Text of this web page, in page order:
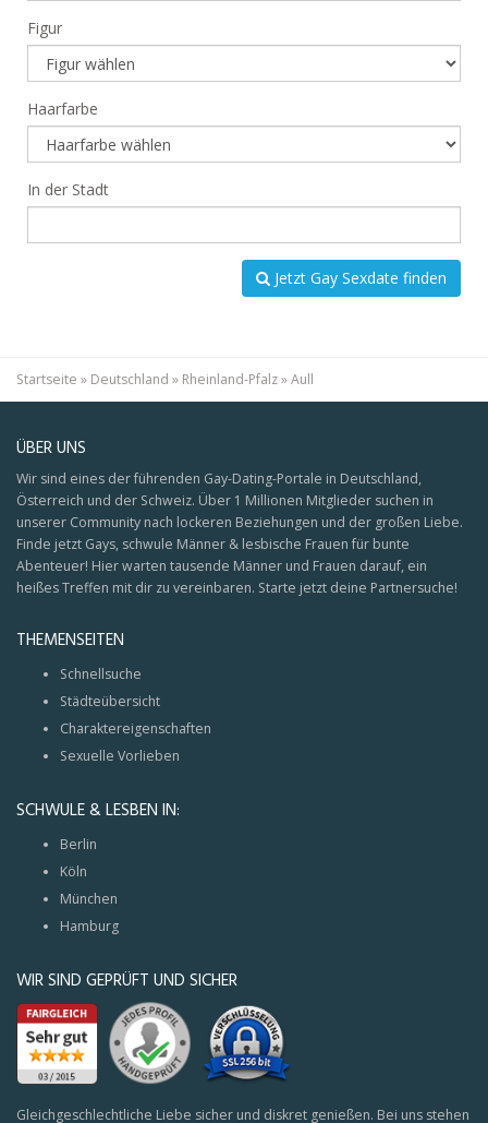
Figur
Haarfarbe
In der Stadt
Jetzt Gay Sexdate finden
Startseite » Deutschland » Rheinland-Pfalz»Aull
ÜBER UNS
Wir sind eines der führenden Gay-Dating-Portale in Deutschland,
Österreich und der Schweiz. Über 1 Millionen Mitglieder suchen in
unserer Community nach lockeren Beziehungen und der großen Liebe.
Finde jetzt Gays, schwule Männer & lesbische Frauen für bunte
Abenteuer! Hier warten tausende Männer und Frauen darauf, ein
heißes Treffen mit dir zu vereinbaren. Starte jetzt deine Partnersuche!
THEMENSEITEN
Schnellsuche
Städteübersicht
Charaktereigenschaften
Sexuelle Vorlieben
SCHWULE & LESBEN IN:
Berlin
Köln
München
Hamburg
WIR SIND GEPRÜFT UND SICHER
Gleichgeschlechtliche Liebe sicher und diskret genießen. Bei uns stehen